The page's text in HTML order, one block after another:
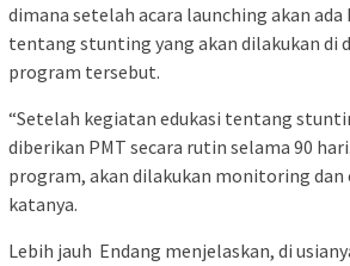
dimana setelah acara launching akan ada
tentang stunting yang akan dilakukan di
program tersebut.
“Setelah kegiatan edukasi tentang
diberikan PMT secara rutin selama 90
program, akan dilakukan monitoring dan
katanya.
Lebih jauh Endang menjelaskan, di